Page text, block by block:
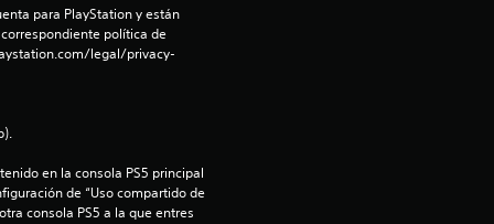
para PlayStation y están
política de
legal/privacy-
en la consola PS5 principal
de “Uso compartido de
consola PS5 a la que entres